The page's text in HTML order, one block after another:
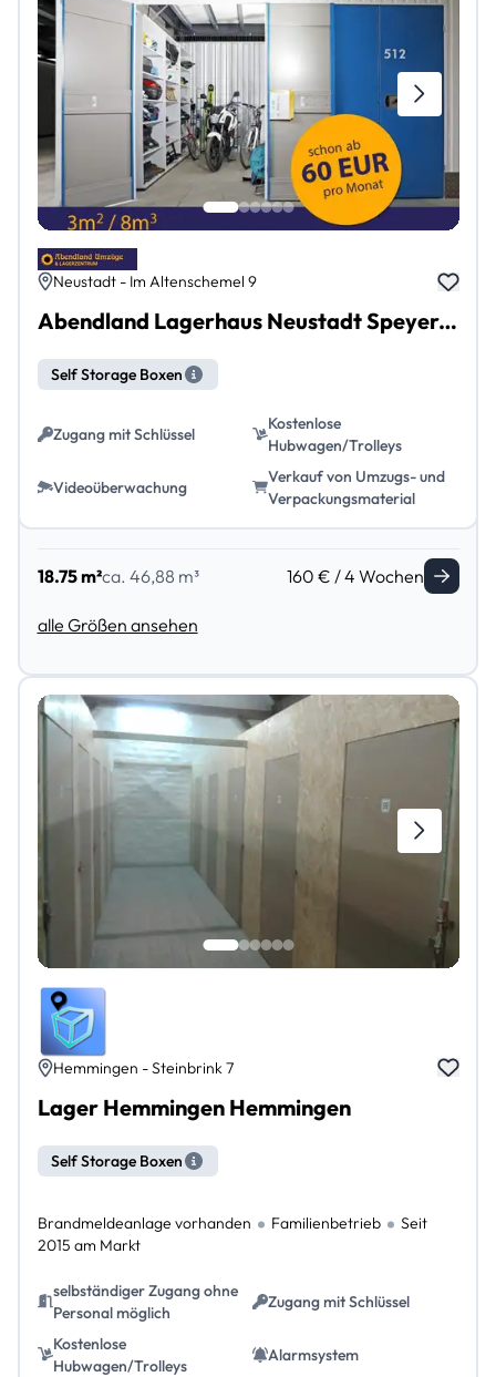
Neustadt - Im Altenschemel 9
Abendland Lagerhaus Neustadt Speyerdorf
Self Storage Boxen
Zugang mit Schlüssel
Kostenlose
Hubwagen/Trolleys
Videoüberwachung
Verkauf von Umzugs- und
Verpackungsmaterial
18.75 m²ca. 46,88 m³ 160 € / 4 Wochen
alle Größen ansehen
Hemmingen - Steinbrink 7
Lager Hemmingen Hemmingen
Self Storage Boxen
Brandmeldeanlage vorhanden Familienbetrieb
Seit
2015 am Markt
selbständiger Zugang ohne
Personal möglich
Zugang mit Schlüssel
Kostenlose
Hubwagen/Trolleys
Alarmsystem